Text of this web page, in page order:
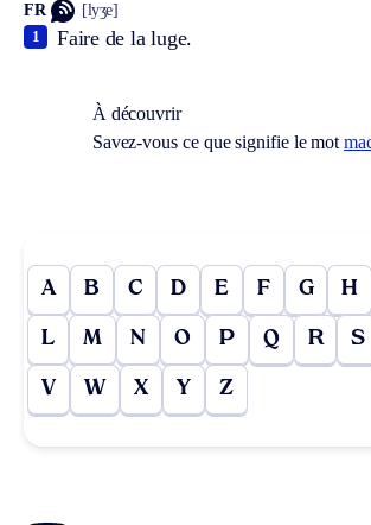
FR [lyʒe]
Faire de la luge.
1
À découvrir
Savez-vous ce que signifie le mot
A B C D E F G H
L M N O P Q R S
V W X Y Z